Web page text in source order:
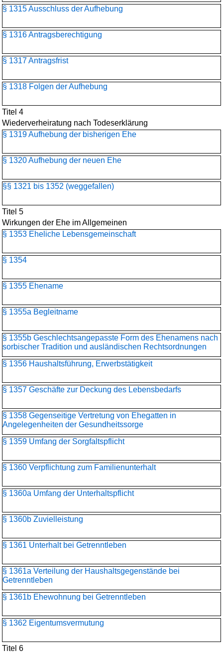
§ 1315 Ausschluss der Aufhebung
§ 1316 Antragsberechtigung
§ 1317 Antragsfrist
§ 1318 Folgen der Aufhebung
Titel 4
Wiederverheiratung nach Todeserklärung
§ 1319 Aufhebung der bisherigen Ehe
§ 1320 Aufhebung der neuen Ehe
§§ 1321 bis 1352 (weggefallen)
Titel 5
Wirkungen der Ehe im Allgemeinen
§ 1353 Eheliche Lebensgemeinschaft
§ 1354
§ 1355 Ehename
§ 1355a Begleitname
§ 1355b Geschlechtsangepasste Form des Ehenamens nach
sorbischer Tradition und ausländischen Rechtsordnungen
§ 1356 Haushaltsführung, Erwerbstätigkeit
§ 1357 Geschäfte zur Deckung des Lebensbedarfs
§ 1358 Gegenseitige Vertretung von Ehegatten in
Angelegenheiten der Gesundheitssorge
§ 1359 Umfang der Sorgfaltspflicht
§ 1360 Verpflichtung zum Familienunterhalt
§ 1360a Umfang der Unterhaltspflicht
§ 1360b Zuvielleistung
§ 1361 Unterhalt bei Getrenntleben
§ 1361a Verteilung der Haushaltsgegenstände bei
Getrenntleben
§ 1361b Ehewohnung bei Getrenntleben
§ 1362 Eigentumsvermutung
Titel 6